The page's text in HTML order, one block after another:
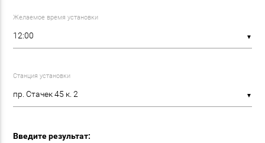
Желаемое время установки
▼
Станция установки
▼
Введите результат: